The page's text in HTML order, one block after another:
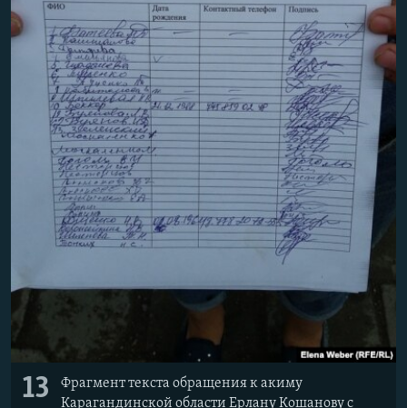
13
Фрагмент текста обращения к акиму
Карагандинской области Ерлану Кошанову с